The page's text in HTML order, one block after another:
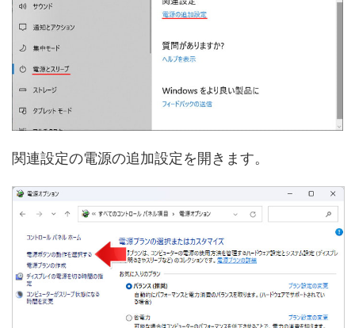
関連設定の電源の追加設定を開きます。